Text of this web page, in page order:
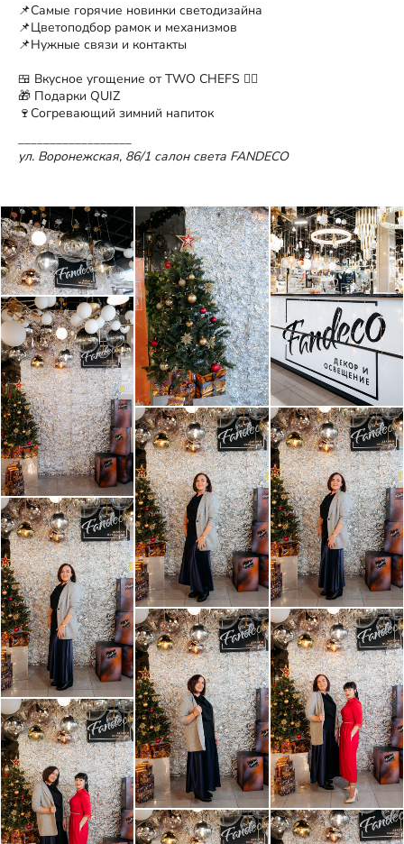
📌Самые горячие новинки светодизайна
📌Цветоподбор рамок и механизмов
📌Нужные связи и контакты
🍱 Вкусное угощение от TWO CHEFS ✌🏿
🎁 Подарки QUIZ
🍷Согревающий зимний напиток
__________________
ул. Воронежская, 86/1 салон света FANDECO